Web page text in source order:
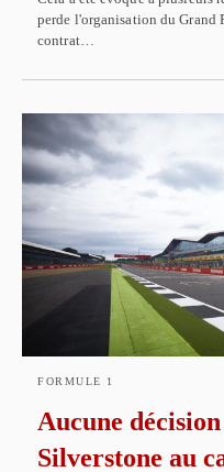
perde l'organisation du Grand
contrat…
FORMULE 1
Aucune
Silverstone au